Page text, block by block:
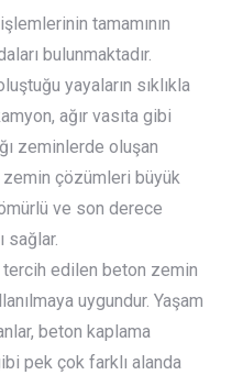
tamamının
bulunmaktadır.
yayaların sıklıkla
ağır vasıta gibi
zeminlerde oluşan
çözümleri büyük
ve son derece
sağlar.
tercih edilen beton zemin
uygundur. Yaşam
beton kaplama
pek çok farklı alanda